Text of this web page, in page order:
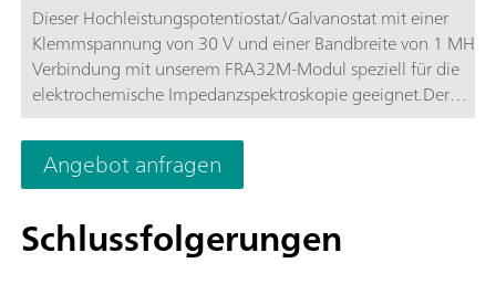
Dieser Hochleistungspotentiostat/Galvanostat mit einer
Klemmspannung von 30 V und einer Bandbreite von 1 MHz
Verbindung mit unserem FRA32M-Modul speziell für die
elektrochemische Impedanzspektroskopie geeignet.Der
PGSTAT302N ist der Nachfolger des beliebten PGSTAT30. Die
maximale Stromstärke liegt bei 2 A. Mit dem BOOSTER20A
der Stromstärkebereich auf 20 A erweitert werden. Die
Stromauflösung beträgt 30 fA in einem Stromstärkebereich
10 nA.
Angebot anfragen
Schlussfolgerungen